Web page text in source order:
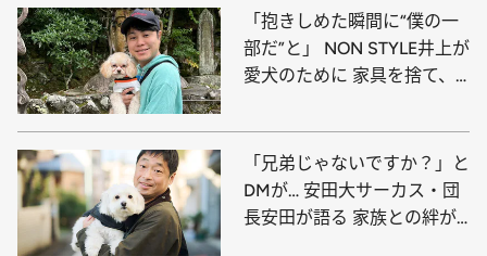
「抱きしめた瞬間に“僕の一
部だ”と」 NON STYLE井上が
愛犬のために 家具を捨て、
「兄弟じゃないですか？」と
DMが… 安田大サーカス・団
長安田が語る 家族との絆が